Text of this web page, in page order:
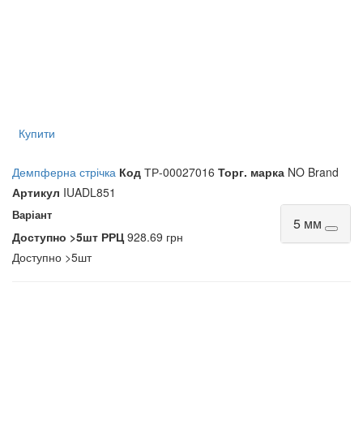
Купити
Демпферна стрічка Код ТР-00027016 Торг. марка NO Brand
Артикул IUADL851
Варіант 5 мм
Доступно >5шт РРЦ928.69 грн
Доступно >5шт